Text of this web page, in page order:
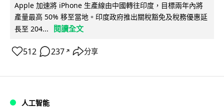
Apple 加速將 iPhone 生產線由中國轉往印度，目標兩年內將
產量最高 50% 移至當地。印度政府推出關稅豁免及稅務優惠延
長至 204...
閱讀全文
512 237 ↗ 分享
人工智能